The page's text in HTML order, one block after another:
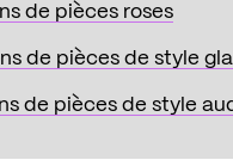
de pièces roses
de pièces de style
de pièces de style